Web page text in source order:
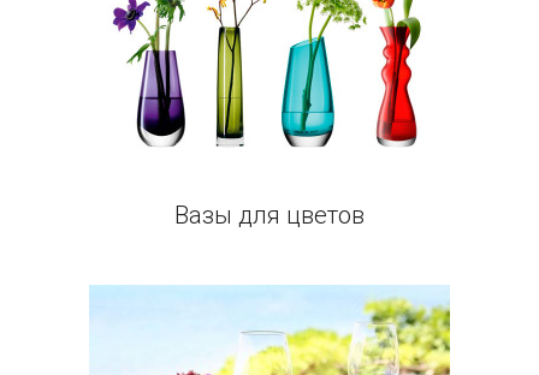
Вазы для цветов